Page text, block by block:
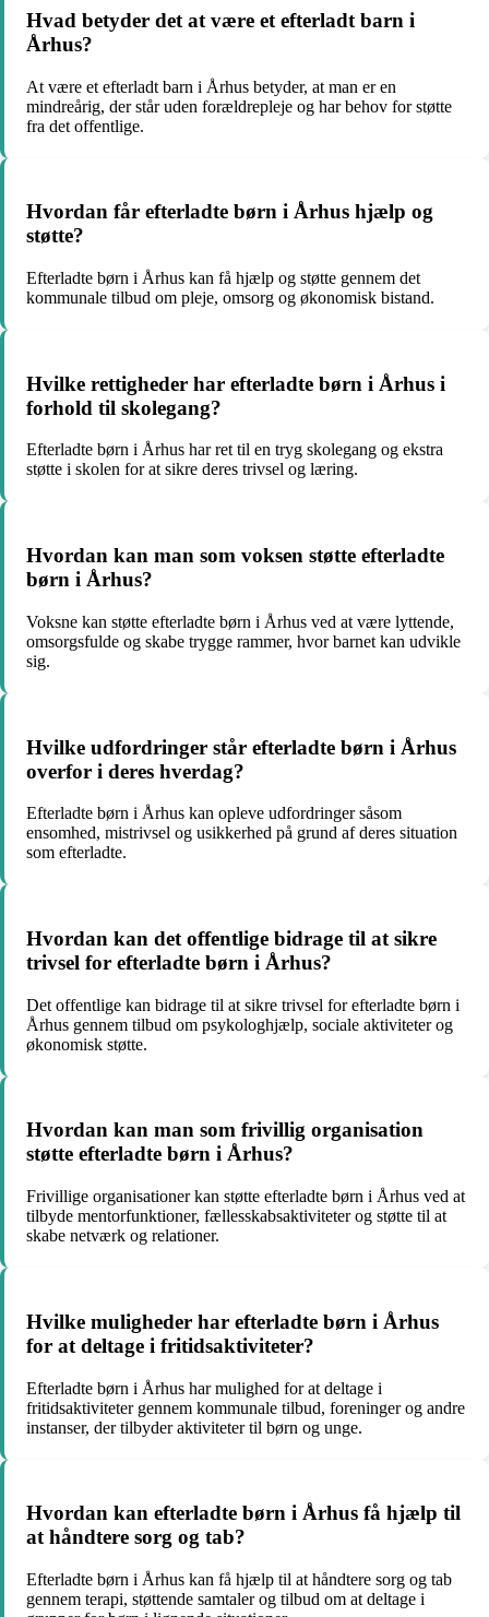
Hvad betyder det at være et efterladt barn i
Århus?
At være et efterladt barn i Århus betyder, at man er en
mindreårig, der står uden forældrepleje og har behov for støtte
fra det offentlige.
Hvordan får efterladte børn i Århus hjælp og
støtte?
Efterladte børn i Århus kan få hjælp og støtte gennem det
kommunale tilbud om pleje, omsorg og økonomisk bistand.
Hvilke rettigheder har efterladte børn i Århus i
forhold til skolegang?
Efterladte børn i Århus har ret til en tryg skolegang og ekstra
støtte i skolen for at sikre deres trivsel og læring.
Hvordan kan man som voksen støtte efterladte
børn i Århus?
Voksne kan støtte efterladte børn i Århus ved at være lyttende,
omsorgsfulde og skabe trygge rammer, hvor barnet kan udvikle
sig.
Hvilke udfordringer står efterladte børn i Århus
overfor i deres hverdag?
Efterladte børn i Århus kan opleve udfordringer såsom
ensomhed, mistrivsel og usikkerhed på grund af deres situation
som efterladte.
Hvordan kan det offentlige bidrage til at sikre
trivsel for efterladte børn i Århus?
Det offentlige kan bidrage til at sikre trivsel for efterladte børn i
Århus gennem tilbud om psykologhjælp, sociale aktiviteter og
økonomisk støtte.
Hvordan kan man som frivillig organisation
støtte efterladte børn i Århus?
Frivillige organisationer kan støtte efterladte børn i Århus ved at
tilbyde mentorfunktioner, fællesskabsaktiviteter og støtte til at
skabe netværk og relationer.
Hvilke muligheder har efterladte børn i Århus
for at deltage i fritidsaktiviteter?
Efterladte børn i Århus har mulighed for at deltage i
fritidsaktiviteter gennem kommunale tilbud, foreninger og andre
instanser, der tilbyder aktiviteter til børn og unge.
Hvordan kan efterladte børn i Århus få hjælp til
at håndtere sorg og tab?
Efterladte børn i Århus kan få hjælp til at håndtere sorg og tab
gennem terapi, støttende samtaler og tilbud om at deltage i